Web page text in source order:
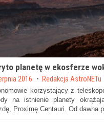
planetę w ekosferze
on 2016 by Redakcja AstroNETu
korzystający z
na istnienie planety
Proximę Centauri. Od dawna